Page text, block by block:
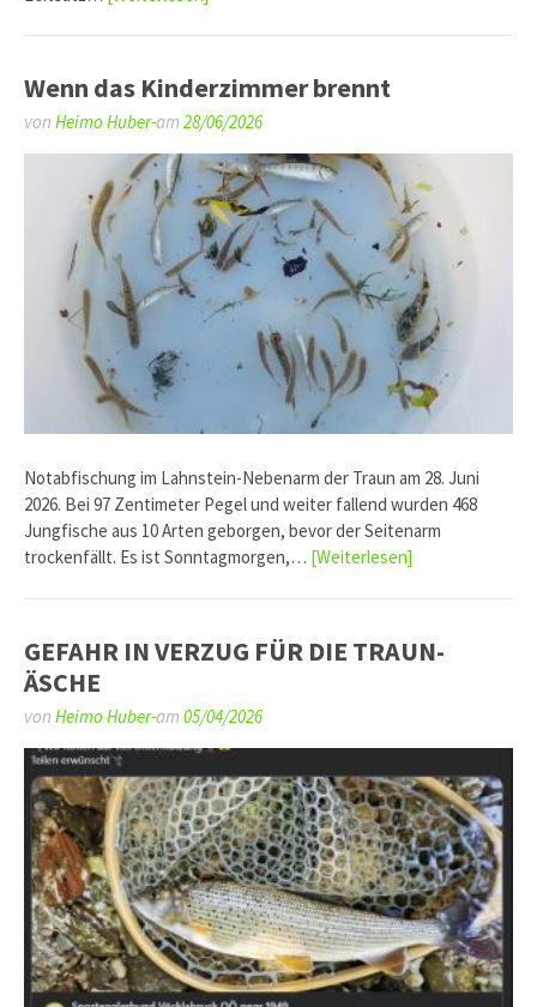
Wenn das Kinderzimmer brennt
von Heimo Huber-am 28/06/2026
Notabfischung im Lahnstein-Nebenarm der Traun am 28. Juni
2026. Bei 97 Zentimeter Pegel und weiter fallend wurden 468
Jungfische aus 10 Arten geborgen, bevor der Seitenarm
trockenfällt. Es ist Sonntagmorgen,… [Weiterlesen]
GEFAHR IN VERZUG FÜR DIE TRAUN-
ÄSCHE
von Heimo Huber-am 05/04/2026